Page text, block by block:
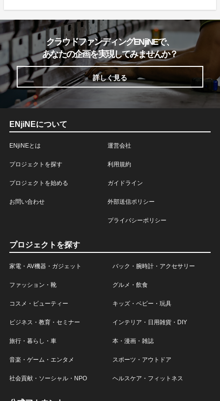
クラウドファンディングENjiNEで、
あなたの企画を実現してみませんか？
詳しく見る
ENjiNEについて
ENjiNEとは
プロジェクトを探す
プロジェクトを始める
お問い合わせ
運営会社
利用規約
ガイドライン
外部送信ポリシー
プライバシーポリシー
プロジェクトを探す
家電・AV機器・ガジェット バック・腕時計・アクセサリー
ファッション・靴 グルメ・飲食
コスメ・ビューティー キッズ・ベビー・玩具
ビジネス・教育・セミナー インテリア・日用雑貨・DIY
旅行・暮らし・車 本・漫画・雑誌
音楽・ゲーム・エンタメ スポーツ・アウトドア
社会貢献・ソーシャル・NPO ヘルスケア・フィットネス